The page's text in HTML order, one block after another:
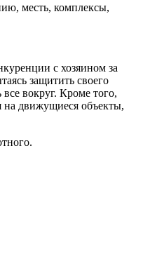
месть, комплексы,
с хозяином за
защитить своего
вокруг. Кроме того,
на движущиеся объекты,